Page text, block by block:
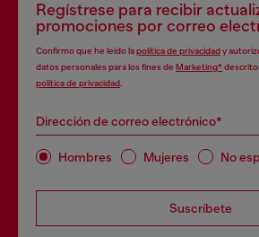
Regístrese para recibir
promociones por correo
Confirmo que he leído lapolítica de privacidady
datos personales para los fines de Marketing*
política de privacidad.
Dirección de correo electrónico*
Hombres Mujeres No
Suscríbete